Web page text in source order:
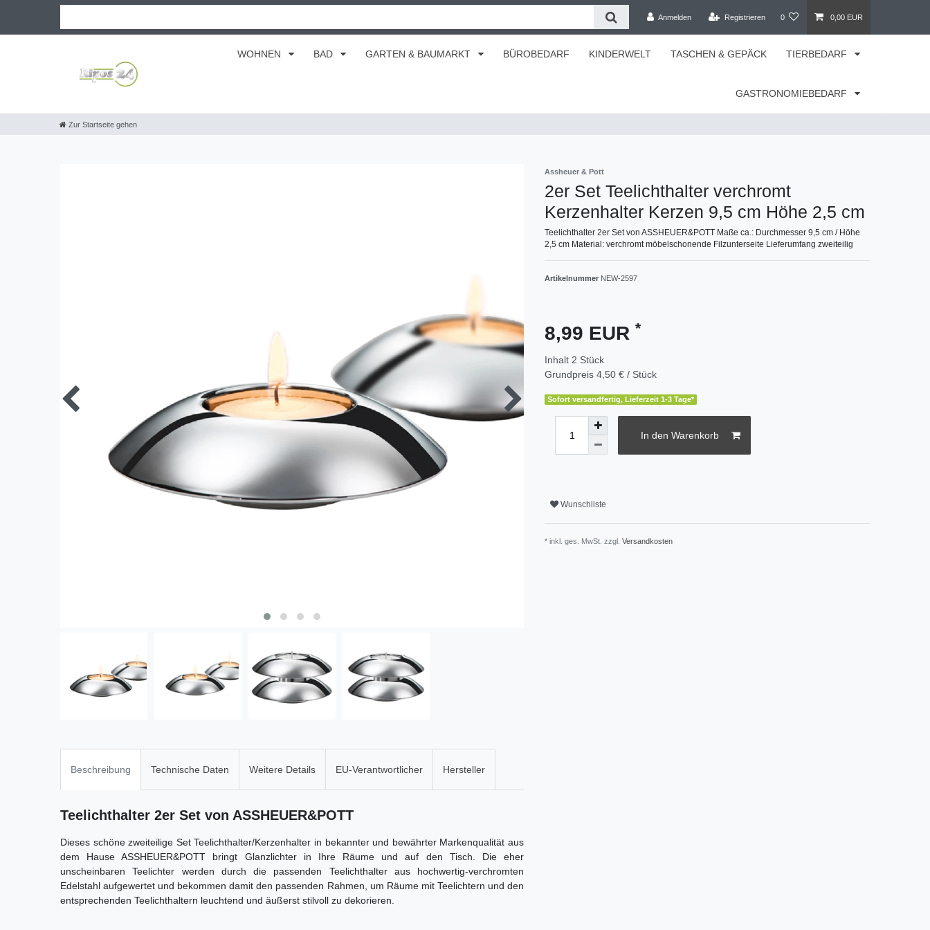
Anmelden Registrieren 0 0,00 EUR
WOHNEN BAD GARTEN & BAUMARKT BÜROBEDARF KINDERWELT TASCHEN & GEPÄCK TIERBEDARF
GASTRONOMIEBEDARF
Zur Startseite gehen
Assheuer & Pott
2er Set Teelichthalter verchromt
Kerzenhalter Kerzen 9,5 cm Höhe 2,5 cm
Teelichthalter 2er Set von ASSHEUER&POTT Maße ca.: Durchmesser 9,5 cm / Höhe
2,5 cm Material: verchromt möbelschonende Filzunterseite Lieferumfang zweiteilig
Artikelnummer NEW-2597
8,99 EUR *
Inhalt 2 Stück
Grundpreis 4,50 € / Stück
Sofort versandfertig, Lieferzeit 1-3 Tage*
In den Warenkorb
Wunschliste
* inkl. ges. MwSt. zzgl. Versandkosten
Beschreibung Technische Daten Weitere Details EU-Verantwortlicher Hersteller
Teelichthalter 2er Set von ASSHEUER&POTT
Dieses schöne zweiteilige Set Teelichthalter/Kerzenhalter in bekannter und bewährter Markenqualität aus
dem Hause ASSHEUER&POTT bringt Glanzlichter in Ihre Räume und auf den Tisch. Die eher
unscheinbaren Teelichter werden durch die passenden Teelichthalter aus hochwertig-verchromten
Edelstahl aufgewertet und bekommen damit den passenden Rahmen, um Räume mit Teelichtern und den
entsprechenden Teelichthaltern leuchtend und äußerst stilvoll zu dekorieren.